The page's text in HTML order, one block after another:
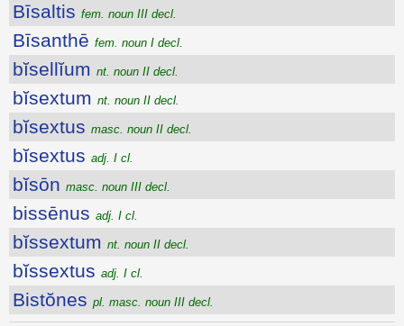
Bīsaltis fem. noun III decl.
Bīsanthē fem. noun I decl.
bĭsellĭum nt. noun II decl.
bĭsextum nt. noun II decl.
bĭsextus masc. noun II decl.
bĭsextus adj. I cl.
bĭsōn masc. noun III decl.
bissēnus adj. I cl.
bĭssextum nt. noun II decl.
bĭssextus adj. I cl.
Bistŏnes pl. masc. noun III decl.